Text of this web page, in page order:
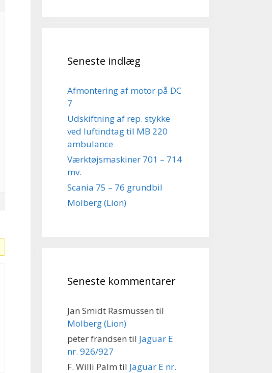
Seneste indlæg
Afmontering af motor på DC
7
Udskiftning af rep. stykke
ved luftindtag til MB 220
ambulance
Værktøjsmaskiner 701 – 714
mv.
Scania 75 – 76 grundbil
Molberg (Lion)
Seneste kommentarer
Jan Smidt Rasmussen til
Molberg (Lion)
peter frandsen til Jaguar E
nr. 926/927
F. Willi Palm til Jaguar E nr.